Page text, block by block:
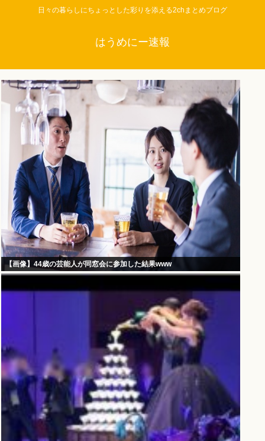
日々の暮らしにちょっとした彩りを添える2chまとめブログ
はうめにー速報
【画像】44歳の芸能人が同窓会に参加した結果www